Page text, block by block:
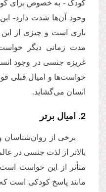
کودک - به خصوص برای
وجود آن‌ها شدت دارد-
بازی است و چیزی از
مدت زمانی دیگر
غریزه جنسی در وجود
خواست‌ها و امیال قبلی
انسان می‌گشاید.
2. امیال برتر
برخی از روان‌شناسان
بالاتر از لذت جنسی در
متأثر از این خواست
مانند پاسخ کودکی است